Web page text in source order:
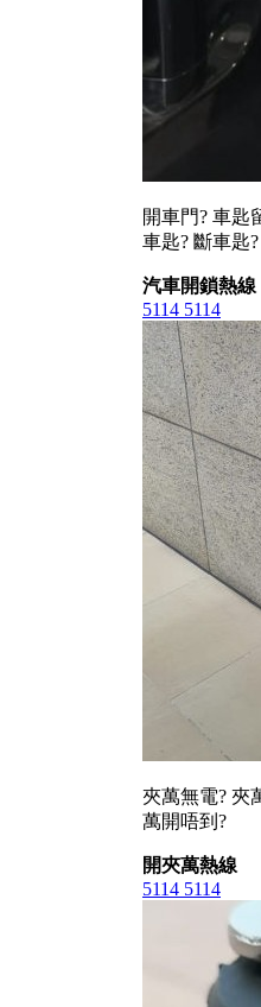
開車門? 車匙
車匙? 斷車匙?
汽車開鎖熱線
5114 5114
夾萬無電? 夾
萬開唔到?
開夾萬熱線
5114 5114